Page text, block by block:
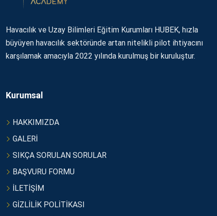
Havacılık ve Uzay Bilimleri Eğitim Kurumları HUBEK, hızla
büyüyen havacılık sektöründe artan nitelikli pilot ihtiyacını
karşılamak amacıyla 2022 yılında kurulmuş bir kuruluştur.
Kurumsal
HAKKIMIZDA
GALERİ
SIKÇA SORULAN SORULAR
BAŞVURU FORMU
İLETİŞİM
GİZLİLİK POLİTİKASI